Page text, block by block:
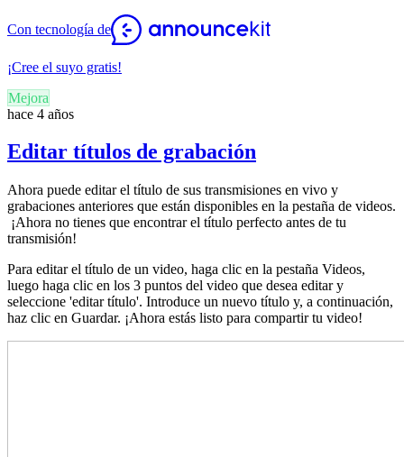
Con tecnología de
¡Cree el suyo gratis!
Mejora
hace 4 años
Editar títulos de grabación
Ahora puede editar el título de sus transmisiones en vivo y
grabaciones anteriores que están disponibles en la pestaña de videos.
¡Ahora no tienes que encontrar el título perfecto antes de tu
transmisión!
Para editar el título de un video, haga clic en la pestaña Videos,
luego haga clic en los 3 puntos del video que desea editar y
seleccione 'editar título'. Introduce un nuevo título y, a continuación,
haz clic en Guardar. ¡Ahora estás listo para compartir tu video!